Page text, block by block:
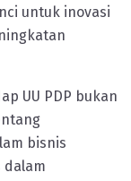
untuk inovasi
UU PDP bukan
bisnis
dalam